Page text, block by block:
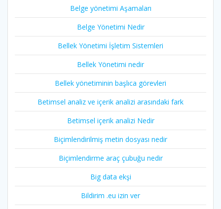
Belge yönetimi Aşamaları
Belge Yönetimi Nedir
Bellek Yönetimi İşletim Sistemleri
Bellek Yönetimi nedir
Bellek yönetiminin başlıca görevleri
Betimsel analiz ve içerik analizi arasındaki fark
Betimsel içerik analizi Nedir
Biçimlendirilmiş metin dosyası nedir
Biçimlendirme araç çubuğu nedir
Big data ekşi
Bildirim .eu izin ver